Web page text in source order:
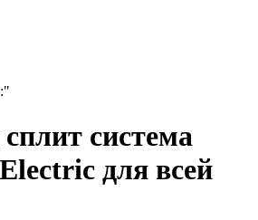
система
для всей